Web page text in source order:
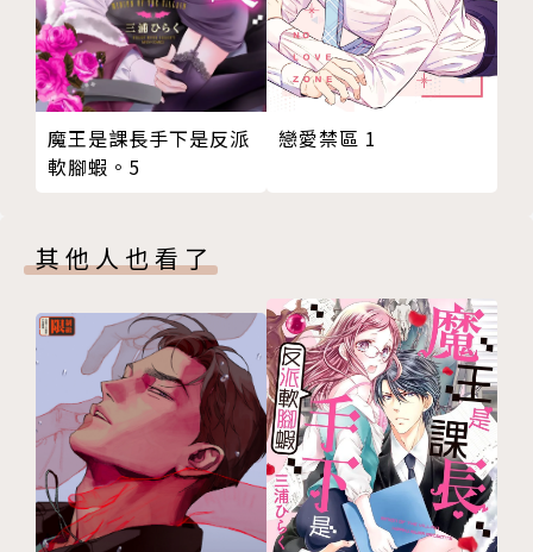
魔王是課長手下是反派
軟腳蝦。5
戀愛禁區 1
其他人也看了